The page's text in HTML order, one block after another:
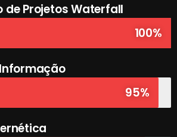
de Projetos Waterfall
100%
95%